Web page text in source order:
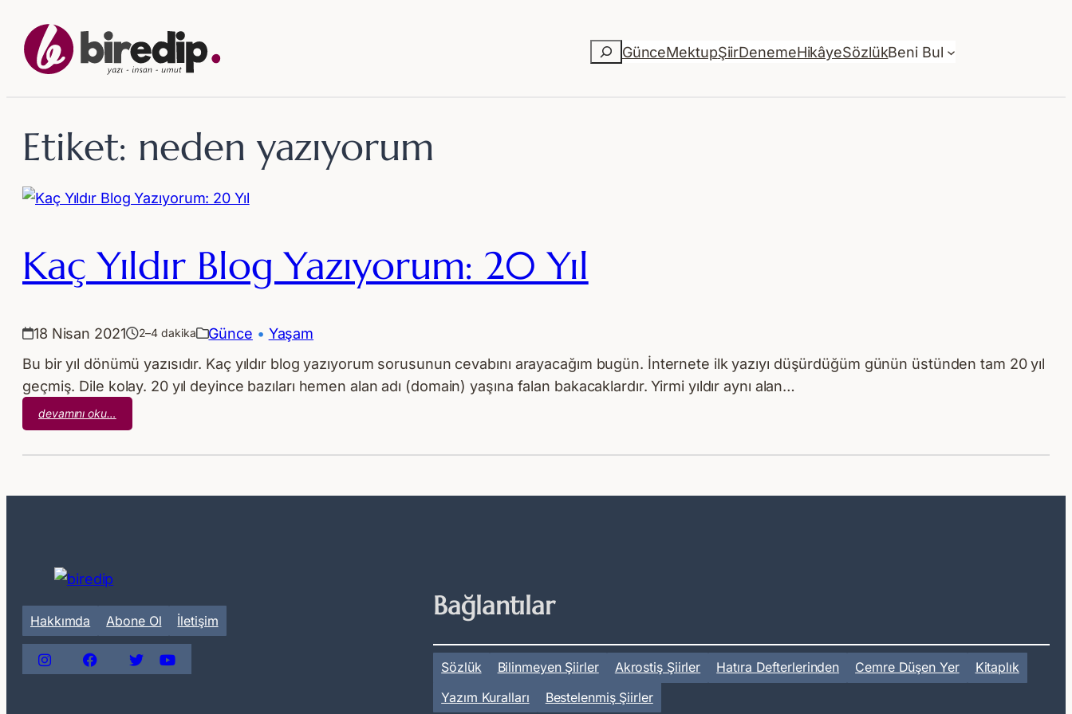
geç
Ara GünceMektupŞiirDenemeHikâyeSözlükBeni Bul
Etiket: neden yazıyorum
Kaç Yıldır Blog Yazıyorum: 20 Yıl
18 Nisan 2021 2–4 dakika Günce • Yaşam
Bu bir yıl dönümü yazısıdır. Kaç yıldır blog yazıyorum sorusunun cevabını arayacağım bugün. İnternete ilk yazıyı düşürdüğüm günün üstünden tam 20 yıl
geçmiş. Dile kolay. 20 yıl deyince bazıları hemen alan adı (domain) yaşına falan bakacaklardır. Yirmi yıldır aynı alan…
devamını oku…
Kaç
20
Hakkımda Abone Ol İletişim Bağlantılar
Sözlük Bilinmeyen Şiirler Akrostiş Şiirler Hatıra Defterlerinden Cemre Düşen Yer
Kitaplık
Yazım Kuralları
Bestelenmiş Şiirler